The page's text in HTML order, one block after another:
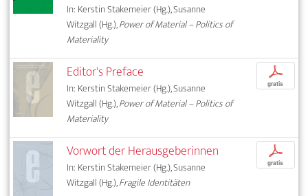
In: Kerstin Stakemeier (Hg.), Susanne
Witzgall (Hg.),Power of Material – Politics of
Materiality
Editor's Preface
In: Kerstin Stakemeier (Hg.), Susanne
Witzgall (Hg.),Power of Material – Politics of
Materiality
p
gratis
Vorwort der Herausgeberinnen
In: Kerstin Stakemeier (Hg.), Susanne
Witzgall (Hg.),Fragile Identitäten
p
gratis